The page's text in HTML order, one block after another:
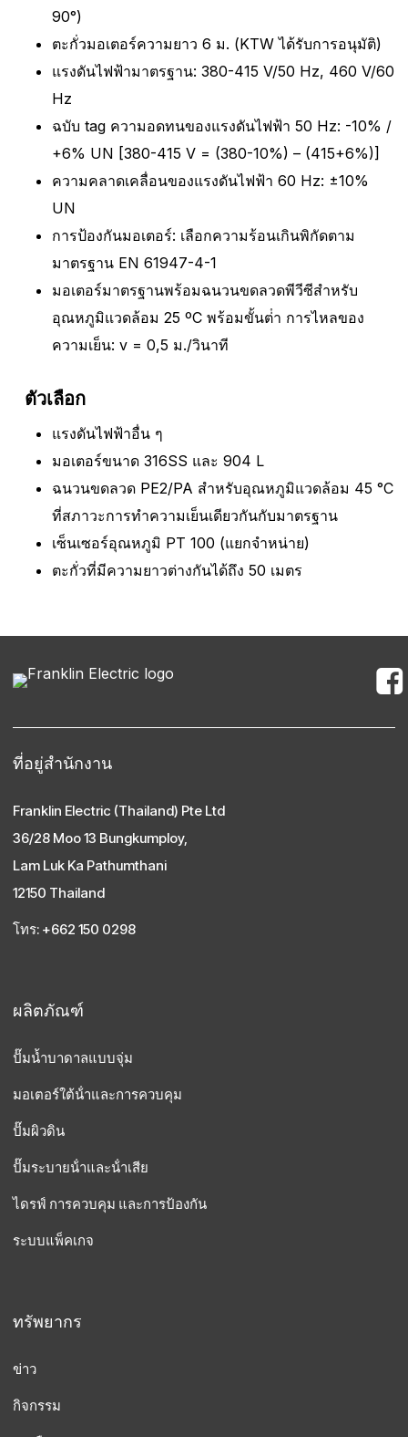
90°)
ตะกั่วมอเตอร์ความยาว 6 ม. (KTW ได้รับการอนุมัติ)
แรงดันไฟฟ้ามาตรฐาน: 380-415 V/50 Hz, 460 V/60
Hz
ฉบับ tag ความอดทนของแรงดันไฟฟ้า 50 Hz: -10% /
+6% UN [380-415 V = (380-10%) – (415+6%)]
ความคลาดเคลื่อนของแรงดันไฟฟ้า 60 Hz: ±10%
UN
การป้องกันมอเตอร์: เลือกความร้อนเกินพิกัดตาม
มาตรฐาน EN 61947-4-1
มอเตอร์มาตรฐานพร้อมฉนวนขดลวดพีวีซีสําหรับ
อุณหภูมิแวดล้อม 25 ºC พร้อมขั้นต่ํา การไหลของ
ความเย็น: v = 0,5 ม./วินาที
ตัวเลือก
แรงดันไฟฟ้าอื่น ๆ
มอเตอร์ขนาด 316SS และ 904 L
ฉนวนขดลวด PE2/PA สําหรับอุณหภูมิแวดล้อม 45 °C
ที่สภาวะการทําความเย็นเดียวกันกับมาตรฐาน
เซ็นเซอร์อุณหภูมิ PT 100 (แยกจําหน่าย)
ตะกั่วที่มีความยาวต่างกันได้ถึง 50 เมตร
ที่อยู่สํานักงาน
Franklin Electric (Thailand) Pte Ltd
36/28 Moo 13 Bungkumploy,
Lam Luk Ka Pathumthani
12150 Thailand
โทร: +662 150 0298
ผลิตภัณฑ์
ปั๊มน้ำบาดาลแบบจุ่ม
มอเตอร์ใต้น้ําและการควบคุม
ปั๊มผิวดิน
ปั๊มระบายน้ําและน้ําเสีย
ไดรฟ์ การควบคุม และการป้องกัน
ระบบแพ็คเกจ
ทรัพยากร
ข่าว
กิจกรรม